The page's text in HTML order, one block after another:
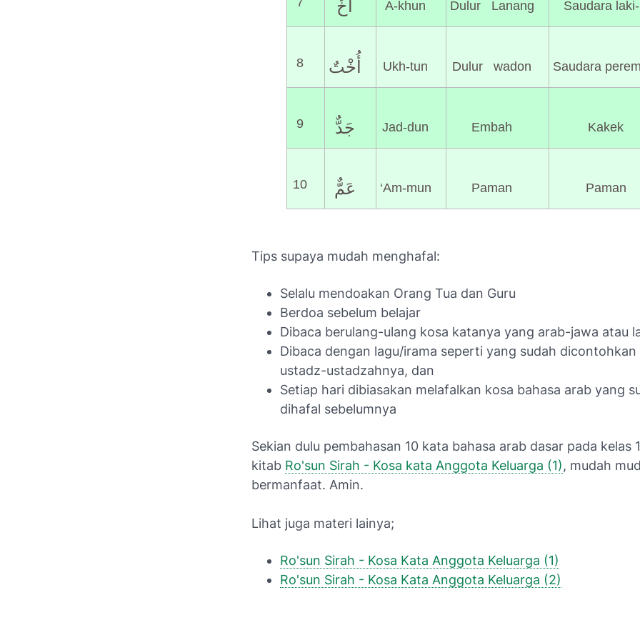
أَخٌ A-khun Dulur Lanang Saudara
8 أُخْتٌ Ukh-tun Dulur wadon Saudara
9 جَدٌّ Jad-dun Embah Kakek
10 عَمٌّ ‘Am-mun Paman Paman
Tips supaya mudah menghafal:
Selalu mendoakan Orang Tua dan Guru
Berdoa sebelum belajar
Dibaca berulang-ulang kosa katanya yang arab-jawa atau
Dibaca dengan lagu/irama seperti yang sudah dicontohkan
ustadz-ustadzahnya, dan
Setiap hari dibiasakan melafalkan kosa bahasa arab yang
dihafal sebelumnya
Sekian dulu pembahasan 10 kata bahasa arab dasar pada kelas
kitab Ro'sun Sirah - Kosa kata Anggota Keluarga (1), mudah
bermanfaat. Amin.
Lihat juga materi lainya;
Ro'sun Sirah - Kosa Kata Anggota Keluarga (1)
Ro'sun Sirah - Kosa Kata Anggota Keluarga (2)